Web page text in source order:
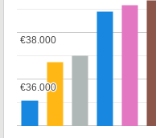
€36.000
€36.000
€38.000
€38.000